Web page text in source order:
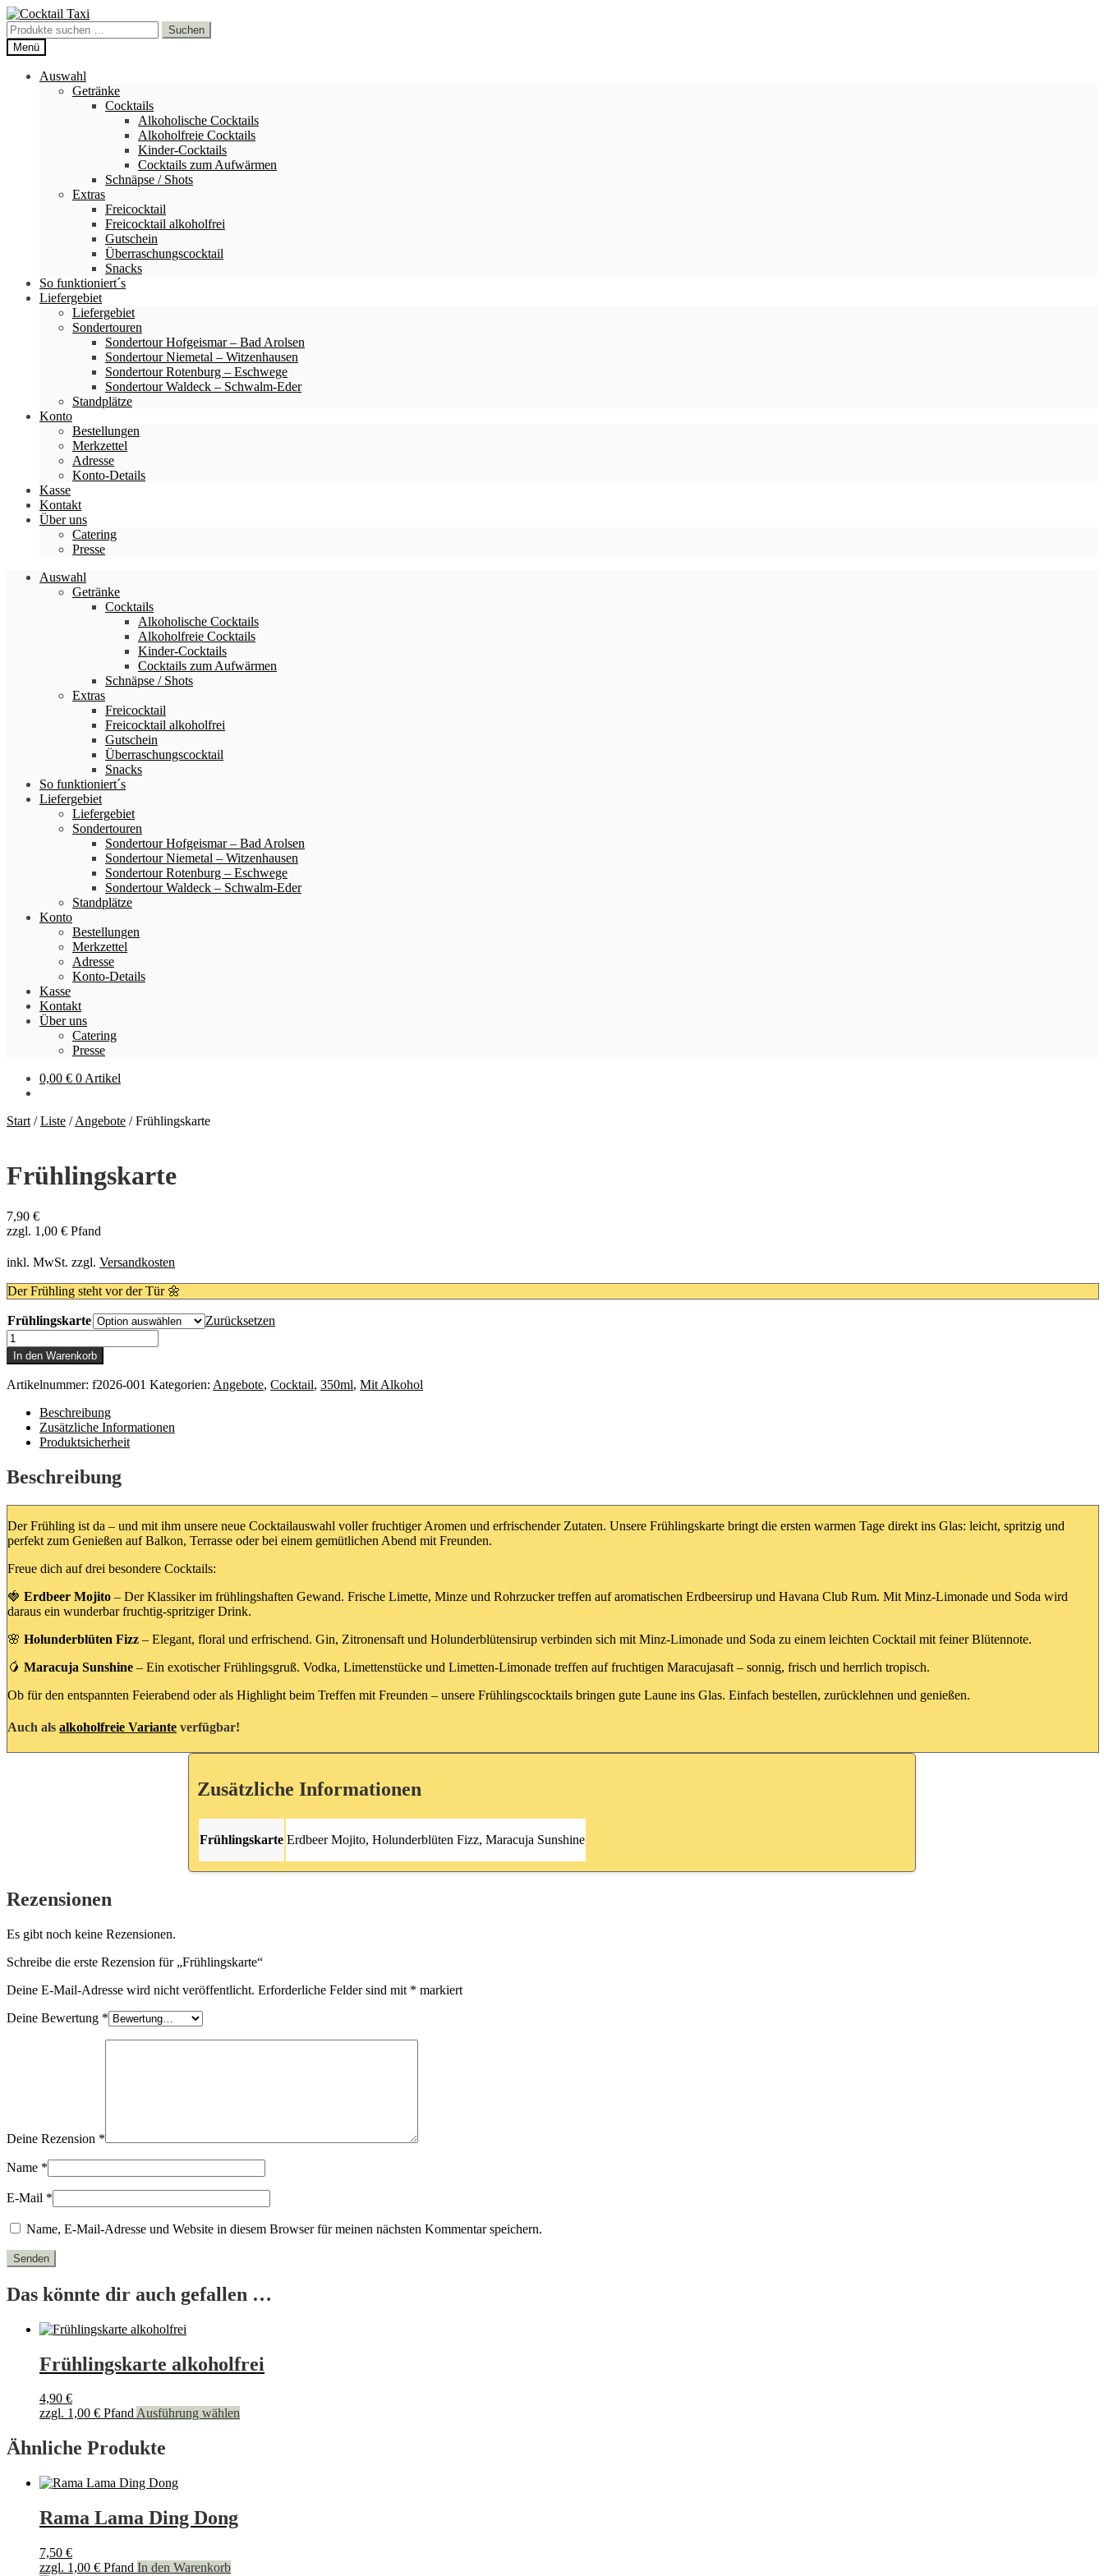
Zur
Navigation
springen
Zum
Inhalt
springen
Suchen
nach:
Suchen
Menü
Auswahl
Getränke
Cocktails
Alkoholische Cocktails
Alkoholfreie Cocktails
Kinder-Cocktails
Cocktails zum Aufwärmen
Schnäpse / Shots
Extras
Freicocktail
Freicocktail alkoholfrei
Gutschein
Überraschungscocktail
Snacks
So funktioniert´s
Liefergebiet
Liefergebiet
Sondertouren
Sondertour Hofgeismar – Bad Arolsen
Sondertour Niemetal – Witzenhausen
Sondertour Rotenburg – Eschwege
Sondertour Waldeck – Schwalm-Eder
Standplätze
Konto
Bestellungen
Merkzettel
Adresse
Konto-Details
Kasse
Kontakt
Über uns
Catering
Presse
Auswahl
Getränke
Cocktails
Alkoholische Cocktails
Alkoholfreie Cocktails
Kinder-Cocktails
Cocktails zum Aufwärmen
Schnäpse / Shots
Extras
Freicocktail
Freicocktail alkoholfrei
Gutschein
Überraschungscocktail
Snacks
So funktioniert´s
Liefergebiet
Liefergebiet
Sondertouren
Sondertour Hofgeismar – Bad Arolsen
Sondertour Niemetal – Witzenhausen
Sondertour Rotenburg – Eschwege
Sondertour Waldeck – Schwalm-Eder
Standplätze
Konto
Bestellungen
Merkzettel
Adresse
Konto-Details
Kasse
Kontakt
Über uns
Catering
Presse
0,00 € 0 Artikel
Start /Liste /Angebote /Frühlingskarte
Frühlingskarte
7,90 €
zzgl. 1,00 € Pfand
inkl. MwSt. zzgl. Versandkosten
Der Frühling steht vor der Tür 🌼
Frühlingskarte
Zurücksetzen
Frühlingskarte
Menge
In den Warenkorb
Artikelnummer: f2026-001 Kategorien: Angebote, Cocktail, 350ml, Mit Alkohol
Beschreibung
Zusätzliche Informationen
Produktsicherheit
Beschreibung
Der Frühling ist da – und mit ihm unsere neue Cocktailauswahl voller fruchtiger Aromen und erfrischender Zutaten. Unsere Frühlingskarte bringt die ersten warmen Tage direkt ins Glas: leicht, spritzig und
perfekt zum Genießen auf Balkon, Terrasse oder bei einem gemütlichen Abend mit Freunden.
Freue dich auf drei besondere Cocktails:
🍓 Erdbeer Mojito – Der Klassiker im frühlingshaften Gewand. Frische Limette, Minze und Rohrzucker treffen auf aromatischen Erdbeersirup und Havana Club Rum. Mit Minz-Limonade und Soda wird
daraus ein wunderbar fruchtig-spritziger Drink.
🌸 Holunderblüten Fizz – Elegant, floral und erfrischend. Gin, Zitronensaft und Holunderblütensirup verbinden sich mit Minz-Limonade und Soda zu einem leichten Cocktail mit feiner Blütennote.
🥭 Maracuja Sunshine – Ein exotischer Frühlingsgruß. Vodka, Limettenstücke und Limetten-Limonade treffen auf fruchtigen Maracujasaft – sonnig, frisch und herrlich tropisch.
Ob für den entspannten Feierabend oder als Highlight beim Treffen mit Freunden – unsere Frühlingscocktails bringen gute Laune ins Glas. Einfach bestellen, zurücklehnen und genießen.
Auch als alkoholfreie Variante verfügbar!
Zusätzliche Informationen
Frühlingskarte Erdbeer Mojito, Holunderblüten Fizz, Maracuja Sunshine
Rezensionen
Es gibt noch keine Rezensionen.
Schreibe die erste Rezension für „Frühlingskarte“
Deine E-Mail-Adresse wird nicht veröffentlicht. Erforderliche Felder sind mit * markiert
Deine Bewertung *
Deine Rezension *
Name *
E-Mail *
Name, E-Mail-Adresse und Website in diesem Browser für meinen nächsten Kommentar speichern.
Das könnte dir auch gefallen …
Frühlingskarte alkoholfrei
4,90 €
zzgl. 1,00 € PfandAusführung wählen
Ähnliche Produkte
Rama Lama Ding Dong
7,50 €
zzgl. 1,00 € Pfand In den Warenkorb